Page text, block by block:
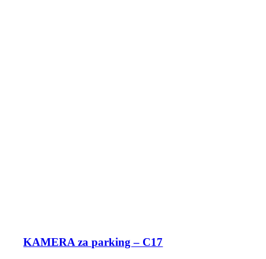
KAMERA za parking – C17